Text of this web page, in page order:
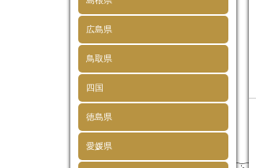
広島県
鳥取県
四国
徳島県
愛媛県